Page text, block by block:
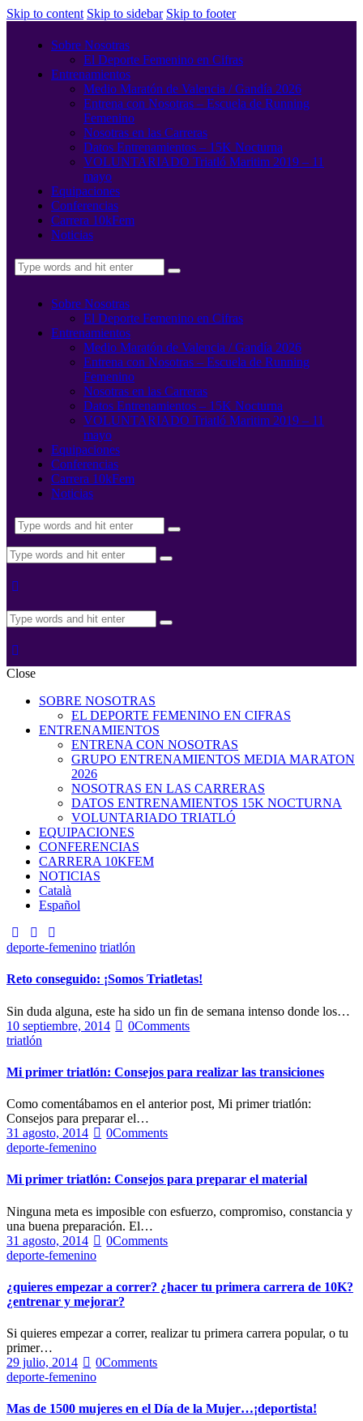
Skip to content Skip to sidebar Skip to footer
Sobre Nosotras
El Deporte Femenino en Cifras
Entrenamientos
Medio Maratón de Valencia / Gandía 2026
Entrena con Nosotras – Escuela de Running
Femenino
Nosotras en las Carreras
Datos Entrenamientos – 15K Nocturna
VOLUNTARIADO Triatló Maritim 2019 – 11
mayo
Equipaciones
Conferencias
Carrera 10kFem
Noticias
Sobre Nosotras
El Deporte Femenino en Cifras
Entrenamientos
Medio Maratón de Valencia / Gandía 2026
Entrena con Nosotras – Escuela de Running
Femenino
Nosotras en las Carreras
Datos Entrenamientos – 15K Nocturna
VOLUNTARIADO Triatló Maritim 2019 – 11
mayo
Equipaciones
Conferencias
Carrera 10kFem
Noticias
Close
SOBRE NOSOTRAS
EL DEPORTE FEMENINO EN CIFRAS
ENTRENAMIENTOS
ENTRENA CON NOSOTRAS
GRUPO ENTRENAMIENTOS MEDIA MARATON
2026
NOSOTRAS EN LAS CARRERAS
DATOS ENTRENAMIENTOS 15K NOCTURNA
VOLUNTARIADO TRIATLÓ
EQUIPACIONES
CONFERENCIAS
CARRERA 10KFEM
NOTICIAS
Català
Español
deporte-femenino triatlón
Reto conseguido: ¡Somos Triatletas!
Sin duda alguna, este ha sido un fin de semana intenso donde los…
10 septiembre, 2014
0Comments
triatlón
Mi primer triatlón: Consejos para realizar las transiciones
Como comentábamos en el anterior post, Mi primer triatlón:
Consejos para preparar el…
31 agosto, 2014
0Comments
deporte-femenino
Mi primer triatlón: Consejos para preparar el material
Ninguna meta es imposible con esfuerzo, compromiso, constancia y
una buena preparación. El…
31 agosto, 2014
0Comments
deporte-femenino
¿quieres empezar a correr? ¿hacer tu primera carrera de 10K?
¿entrenar y mejorar?
Si quieres empezar a correr, realizar tu primera carrera popular, o tu
primer…
29 julio, 2014
0Comments
deporte-femenino
Mas de 1500 mujeres en el Día de la Mujer…¡deportista!